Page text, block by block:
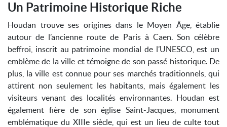
Un Patrimoine Historique Riche
Houdan trouve ses origines dans le Moyen Âge, établie
autour de l’ancienne route de Paris à Caen. Son célèbre
beffroi, inscrit au patrimoine mondial de l’UNESCO, est un
emblème de la ville et témoigne de son passé historique. De
plus, la ville est connue pour ses marchés traditionnels, qui
attirent non seulement les habitants, mais également les
visiteurs venant des localités environnantes. Houdan est
également fière de son église Saint-Jacques, monument
emblématique du XIIIe siècle, qui est un lieu de culte tout